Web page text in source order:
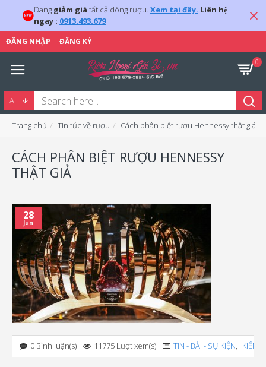
Đang giảm giá tất cả dòng rượu. Xem tại đây. Liên hệ
ngay : 0913.493.679
ĐĂNG NHẬP ĐĂNG KÝ
0
All
Trang chủ Tin tức về rượu Cách phân biệt rượu Hennessy thật giả
CÁCH PHÂN BIỆT RƯỢU HENNESSY
THẬT GIẢ
28
Jun
0 Bình luận(s) 11775 Lượt xem(s) TIN - BÀI - SỰ KIỆN, KIẾN